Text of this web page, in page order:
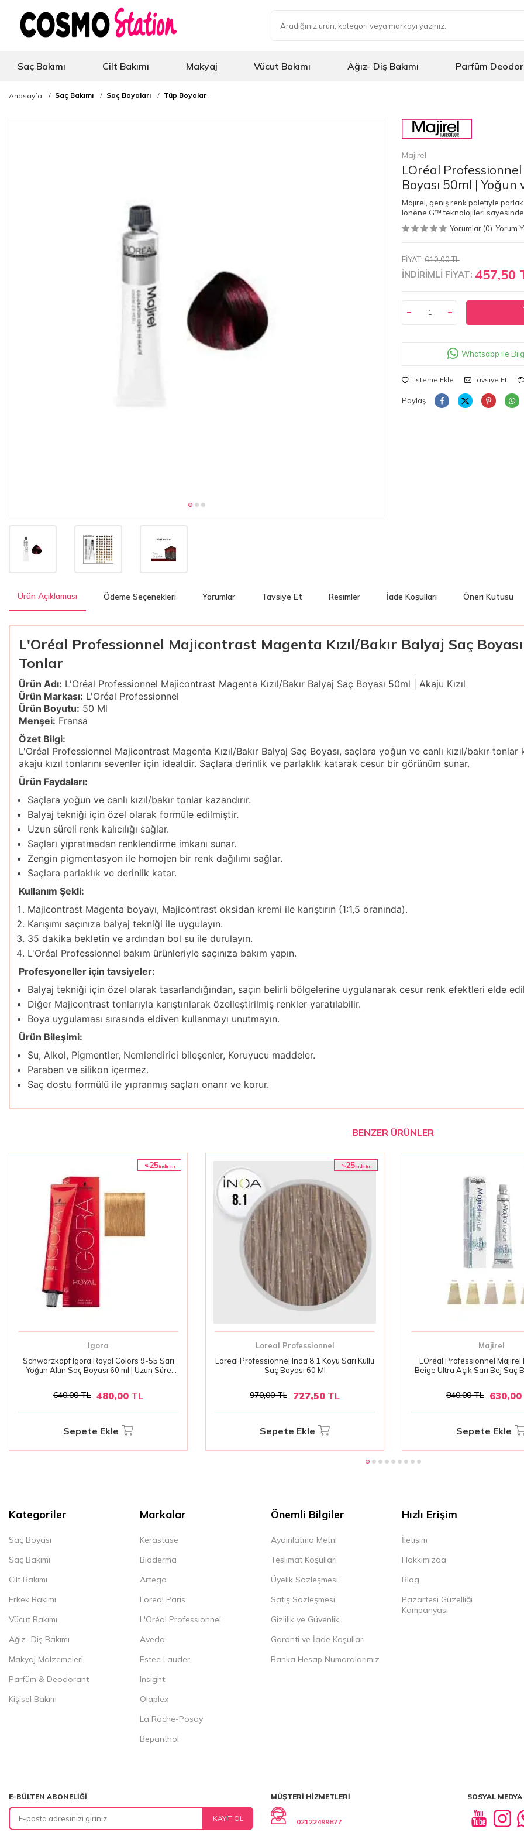
Saç Bakımı Cilt Bakımı Makyaj Vücut Bakımı Ağız- Diş Bakımı Parfüm
Anasayfa Saç Bakımı Saç Boyaları Tüp Boyalar
Majirel
LOréal
Boyası 50ml | Yoğun
Majirel, geniş renk paletiyle
Ionène G™ teknolojileri sayesinde
Yorumlar (0) Yorum
FİYAT: 610,00 TL
İNDİRİMLİ FİYAT: 457,50
Whatsapp ile
Listeme Ekle Tavsiye Et
Paylaş
Ürün Açıklaması Ödeme Seçenekleri Yorumlar Tavsiye Et Resimler İade Koşulları Öneri Kutusu
L'Oréal Professionnel Majicontrast Magenta Kızıl/Bakır Balyaj Saç
Tonlar
Ürün Adı: L'Oréal Professionnel Majicontrast Magenta Kızıl/Bakır Balyaj Saç Boyası 50ml | Akaju Kızıl
Ürün Markası: L'Oréal Professionnel
Ürün Boyutu: 50 Ml
Menşei: Fransa
Özet Bilgi:
L'Oréal Professionnel Majicontrast Magenta Kızıl/Bakır Balyaj Saç Boyası, saçlara yoğun ve canlı kızıl/bakır
akaju kızıl tonlarını sevenler için idealdir. Saçlara derinlik ve parlaklık katarak cesur bir görünüm sunar.
Ürün Faydaları:
Saçlara yoğun ve canlı kızıl/bakır tonlar kazandırır.
Balyaj tekniği için özel olarak formüle edilmiştir.
Uzun süreli renk kalıcılığı sağlar.
Saçları yıpratmadan renklendirme imkanı sunar.
Zengin pigmentasyon ile homojen bir renk dağılımı sağlar.
Saçlara parlaklık ve derinlik katar.
Kullanım Şekli:
Majicontrast Magenta boyayı, Majicontrast oksidan kremi ile karıştırın (1:1,5 oranında).
Karışımı saçınıza balyaj tekniği ile uygulayın.
35 dakika bekletin ve ardından bol su ile durulayın.
L'Oréal Professionnel bakım ürünleriyle saçınıza bakım yapın.
Profesyoneller için tavsiyeler:
Balyaj tekniği için özel olarak tasarlandığından, saçın belirli bölgelerine uygulanarak cesur renk efektleri elde
Diğer Majicontrast tonlarıyla karıştırılarak özelleştirilmiş renkler yaratılabilir.
Boya uygulaması sırasında eldiven kullanmayı unutmayın.
Ürün Bileşimi:
Su, Alkol, Pigmentler, Nemlendirici bileşenler, Koruyucu maddeler.
Paraben ve silikon içermez.
Saç dostu formülü ile yıpranmış saçları onarır ve korur.
BENZER ÜRÜNLER
%25i̇ndirim
Igora
Schwarzkopf Igora Royal Colors 9-55 Sarı
Yoğun Altın Saç Boyası 60 ml | Uzun Süre
640,00TL 480,00 TL
Sepete Ekle
%25i̇ndirim
Loreal Professionnel
Loreal Professionnel Inoa 8.1 Koyu Sarı Küllü
Saç Boyası 60 Ml
970,00TL 727,50 TL
Sepete Ekle
Majirel
LOréal Professionnel Majirel
Beige Ultra Açık Sarı Bej Saç
840,00TL 630,00
Sepete Ekle
Kategoriler
Saç Boyası
Saç Bakımı
Cilt Bakımı
Erkek Bakımı
Vücut Bakımı
Ağız- Diş Bakımı
Makyaj Malzemeleri
Parfüm & Deodorant
Kişisel Bakım
Markalar
Kerastase
Bioderma
Artego
Loreal Paris
L'Oréal Professionnel
Aveda
Estee Lauder
Insight
Olaplex
La Roche-Posay
Bepanthol
Önemli Bilgiler
Aydınlatma Metni
Teslimat Koşulları
Üyelik Sözleşmesi
Satış Sözleşmesi
Gizlilik ve Güvenlik
Garanti ve İade Koşulları
Banka Hesap Numaralarımız
Hızlı Erişim
İletişim
Hakkımızda
Blog
Pazartesi Güzelliği
Kampanyası
E-BÜLTEN ABONELIĞI
KAYIT OL
MÜŞTERI HIZMETLERI
02122499877
SOSYAL MEDYA